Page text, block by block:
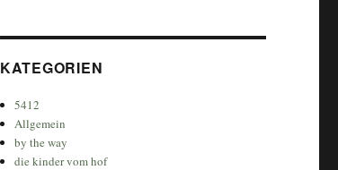
KATEGORIEN
5412
Allgemein
by the way
die kinder vom hof